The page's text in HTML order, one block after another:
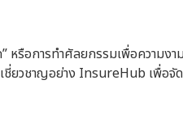
รือการทำศัลยกรรมเพื่อความ
วชาญอย่าง InsureHub เพื่อจัด